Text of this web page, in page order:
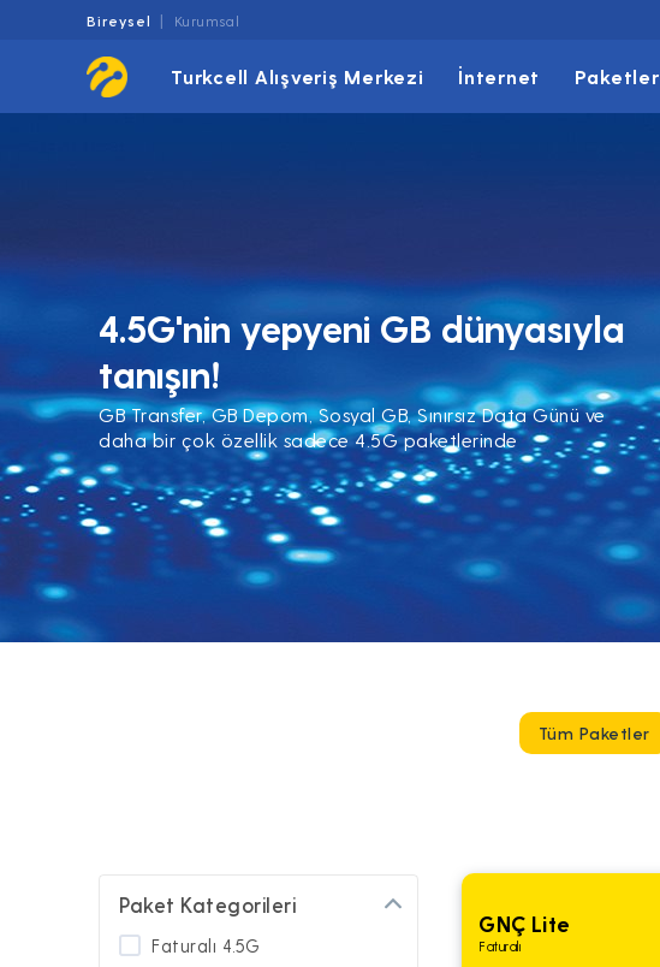
Bireysel Kurumsal
Turkcell Alışveriş Merkezi İnternet Paketler
4.5G'nin yepyeni GB dünyasıyla
tanışın!
GB Transfer, GB Depom, Sosyal GB, Sınırsız Data Günü ve
daha bir çok özellik sadece 4.5G paketlerinde
Tüm Paketler
GNÇ Lite
Faturalı
Paket Kategorileri
Faturalı 4.5G